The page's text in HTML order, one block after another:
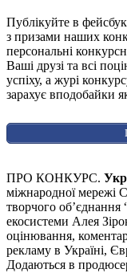
Публікуйте в
з призами наших
персональні
Ваші друзі та всі
успіху, а журі
зарахує вподобайки
ПРО КОНКУРС.
міжнародної мережі
творчого об’єднання
екосистеми Алея
оцінювання,
рекламу в Україні,
Додаються в